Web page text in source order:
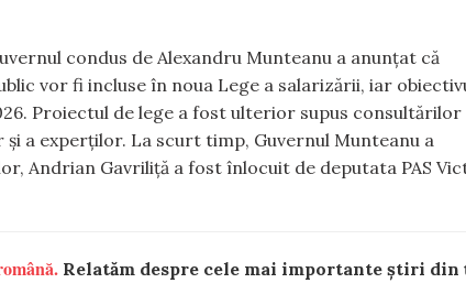
condus de Alexandru Munteanu a anunțat că
vor fi incluse în noua Lege a salarizării, iar
Proiectul de lege a fost ulterior supus consultărilor
a experților. La scurt timp, Guvernul Munteanu a
Andrian Gavriliță a fost înlocuit de deputata PAS
Relatăm despre cele mai importante știri din